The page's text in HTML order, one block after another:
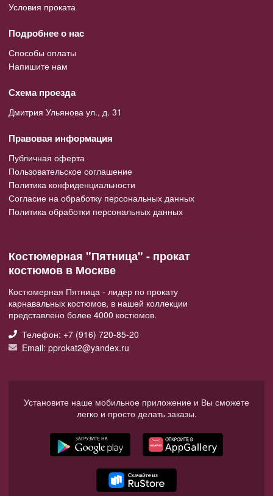
Условия проката
Подробнее о нас
Способы оплаты
Напишите нам
Схема проезда
Дмитрия Ульянова ул., д. 31
Правовая информация
Публичная оферта
Пользовательское соглашение
Политика конфиденциальности
Согласие на обработку персональных данных
Политика обработки персональных данных
Костюмерная "Пятница" - прокат
костюмов в Москве
Костюмерная Пятница - лидер по прокату
карнавальных костюмов, в нашей коллекции
представлено более 4000 костюмов.
Телефон: +7 (916) 720-85-20
Email: pprokat2@yandex.ru
Установите наше мобильное приложение и Вы сможете
легко и просто делать заказы.